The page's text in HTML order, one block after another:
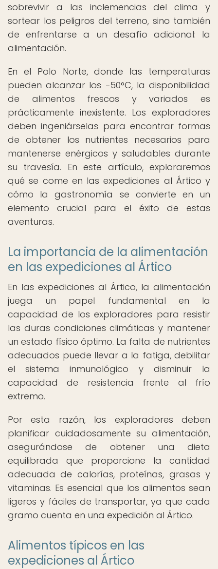
sobrevivir a las inclemencias del clima y
sortear los peligros del terreno, sino también
de enfrentarse a un desafío adicional: la
alimentación.
En el Polo Norte, donde las temperaturas
pueden alcanzar los -50°C, la disponibilidad
de alimentos frescos y variados es
prácticamente inexistente. Los exploradores
deben ingeniárselas para encontrar formas
de obtener los nutrientes necesarios para
mantenerse enérgicos y saludables durante
su travesía. En este artículo, exploraremos
qué se come en las expediciones al Ártico y
cómo la gastronomía se convierte en un
elemento crucial para el éxito de estas
aventuras.
La importancia de la alimentación
en las expediciones al Ártico
En las expediciones al Ártico, la alimentación
juega un papel fundamental en la
capacidad de los exploradores para resistir
las duras condiciones climáticas y mantener
un estado físico óptimo. La falta de nutrientes
adecuados puede llevar a la fatiga, debilitar
el sistema inmunológico y disminuir la
capacidad de resistencia frente al frío
extremo.
Por esta razón, los exploradores deben
planificar cuidadosamente su alimentación,
asegurándose de obtener una dieta
equilibrada que proporcione la cantidad
adecuada de calorías, proteínas, grasas y
vitaminas. Es esencial que los alimentos sean
ligeros y fáciles de transportar, ya que cada
gramo cuenta en una expedición al Ártico.
Alimentos típicos en las
expediciones al Ártico